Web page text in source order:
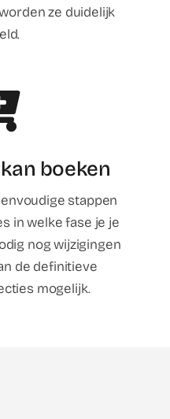
ze duidelijk
boeken
stappen
in welke fase je je
nog wijzigingen
de definitieve
mogelijk.